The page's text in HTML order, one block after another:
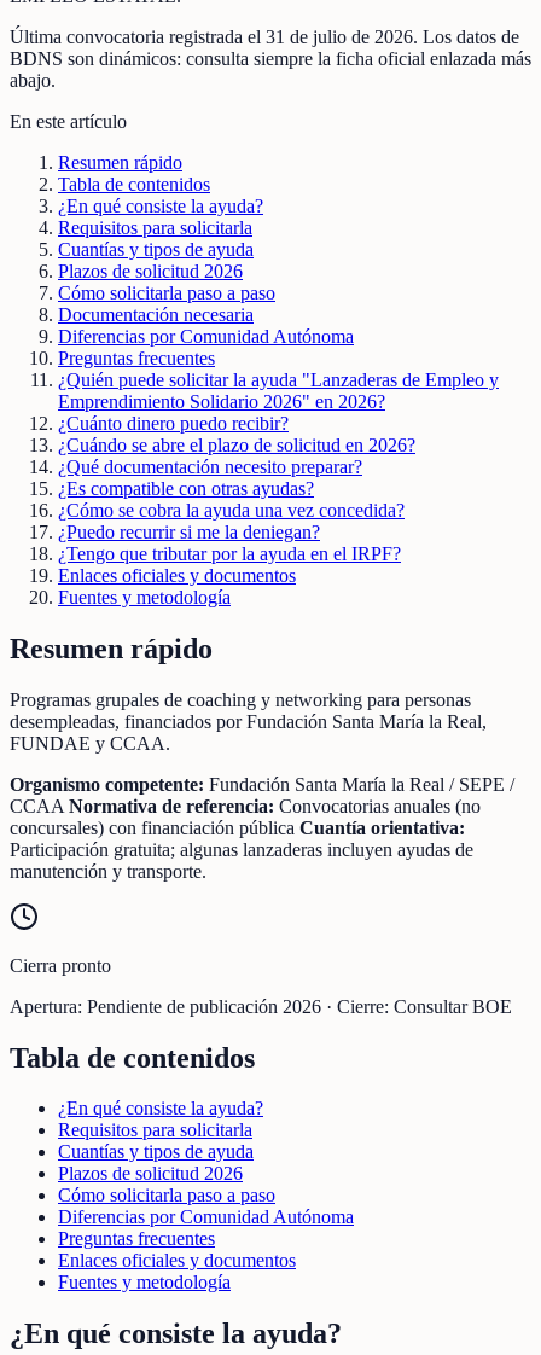
Última convocatoria registrada el 31 de julio de 2026. Los datos de
BDNS son dinámicos: consulta siempre la ficha oficial enlazada más
abajo.
En este artículo
Resumen rápido
Tabla de contenidos
¿En qué consiste la ayuda?
Requisitos para solicitarla
Cuantías y tipos de ayuda
Plazos de solicitud 2026
Cómo solicitarla paso a paso
Documentación necesaria
Diferencias por Comunidad Autónoma
Preguntas frecuentes
¿Quién puede solicitar la ayuda "Lanzaderas de Empleo y
Emprendimiento Solidario 2026" en 2026?
¿Cuánto dinero puedo recibir?
¿Cuándo se abre el plazo de solicitud en 2026?
¿Qué documentación necesito preparar?
¿Es compatible con otras ayudas?
¿Cómo se cobra la ayuda una vez concedida?
¿Puedo recurrir si me la deniegan?
¿Tengo que tributar por la ayuda en el IRPF?
Enlaces oficiales y documentos
Fuentes y metodología
Resumen rápido
Programas grupales de coaching y networking para personas
desempleadas, financiados por Fundación Santa María la Real,
FUNDAE y CCAA.
Organismo competente: Fundación Santa María la Real / SEPE /
CCAA Normativa de referencia: Convocatorias anuales (no
concursales) con financiación pública Cuantía orientativa:
Participación gratuita; algunas lanzaderas incluyen ayudas de
manutención y transporte.
Cierra pronto
Apertura: Pendiente de publicación 2026 · Cierre: Consultar BOE
Tabla de contenidos
¿En qué consiste la ayuda?
Requisitos para solicitarla
Cuantías y tipos de ayuda
Plazos de solicitud 2026
Cómo solicitarla paso a paso
Diferencias por Comunidad Autónoma
Preguntas frecuentes
Enlaces oficiales y documentos
Fuentes y metodología
¿En qué consiste la ayuda?